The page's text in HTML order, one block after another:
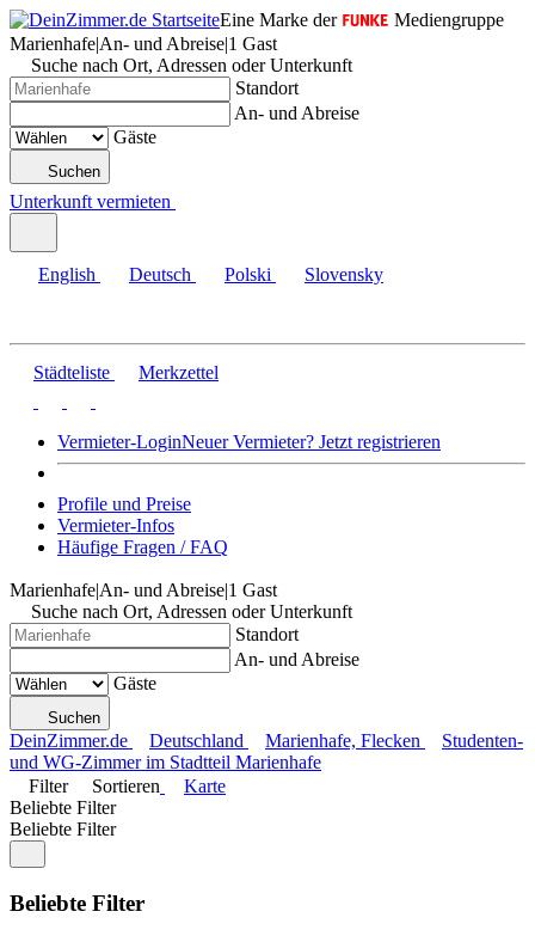
Eine Marke der
Mediengruppe
Marienhafe|An- und Abreise|1 Gast
Suche nach Ort, Adressen oder Unterkunft
Standort
An- und Abreise
Gäste
Suchen
Unterkunft vermieten
English Deutsch Polski Slovensky
Städteliste Merkzettel
Vermieter-LoginNeuer Vermieter? Jetzt registrieren
Profile und Preise
Vermieter-Infos
Häufige Fragen / FAQ
Marienhafe|An- und Abreise|1 Gast
Suche nach Ort, Adressen oder Unterkunft
Standort
An- und Abreise
Gäste
Suchen
DeinZimmer.de Deutschland Marienhafe, Flecken
Studenten-
und WG-Zimmer im Stadtteil Marienhafe
Filter
Sortieren
Karte
Beliebte Filter
Beliebte Filter
Beliebte Filter